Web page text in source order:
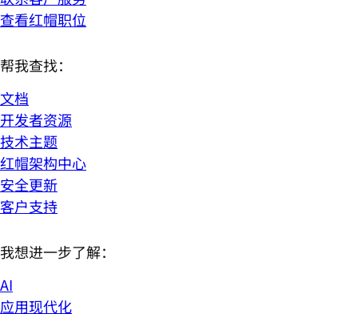
查看红帽职位
帮我查找：
文档
开发者资源
技术主题
红帽架构中心
安全更新
客户支持
我想进一步了解：
AI
应用现代化